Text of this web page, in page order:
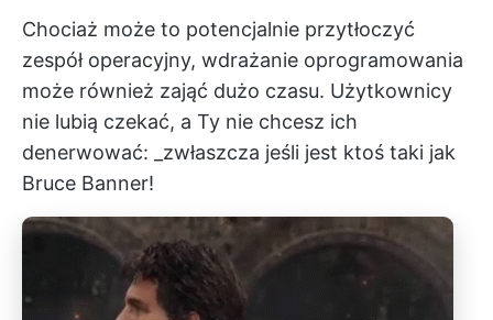
Chociaż może to potencjalnie przytłoczyć
zespół operacyjny, wdrażanie oprogramowania
może również zająć dużo czasu. Użytkownicy
nie lubią czekać, a Ty nie chcesz ich
denerwować: _zwłaszcza jeśli jest ktoś taki jak
Bruce Banner!